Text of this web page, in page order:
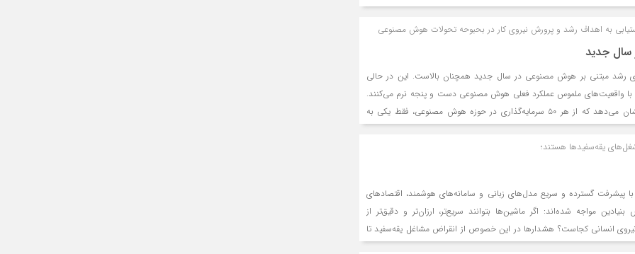
رشد مبتنی بر هوش مصنوعی در سال جدید همچنان بالاست. این در حالی
با واقعیت‌های ملموس عملکرد فعلی هوش مصنوعی دست و پنجه نرم می‌کنند.
تحقیقات موسسه گارتنر نشان می‌دهد که از هر ۵۰ سرمایه‌گذاری در حوزه هوش مصنوعی، فقط یکی به
ارزش تحول‌آفرینی منجر می‌شود و از هر ۵ سرمایه‌گذاری، تنها یکی بازگشت سرمایه قابل‌اندازه‌گیری دارد.
کاری که بتواند در میانه تحولات هوش مصنوعی برای آینده ارزش‌آفرینی
یقه‌سفیدها هستند؛
پیشرفت گسترده و سریع مدل‌های زبانی و سامانه‌های هوشمند، اقتصادهای
مواجه شده‌اند: اگر ماشین‌ها بتوانند سریع‌تر، ارزان‌تر و دقیق‌تر از
نیروی انسانی کجاست؟ هشدارها در این خصوص از انقراض مشاغل یقه‌سفید تا
امتداد یافته‌اند. اما در مقابل این روایت، دیدگاه دیگری بر تدریجی